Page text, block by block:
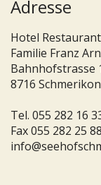
Adresse
Hotel
Familie Franz
Bahnhofstrasse
8716 Schmerikon
Tel. 055 282 16
Fax 055 282 25 88